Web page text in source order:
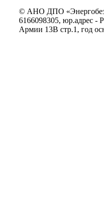
© АНО ДПО
6166098305, юр.адрес -
Армии 13В стр.1, год